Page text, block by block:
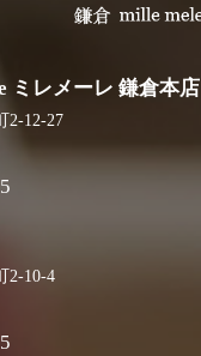
ミレメーレ 鎌倉本店
2-12-27
2-10-4